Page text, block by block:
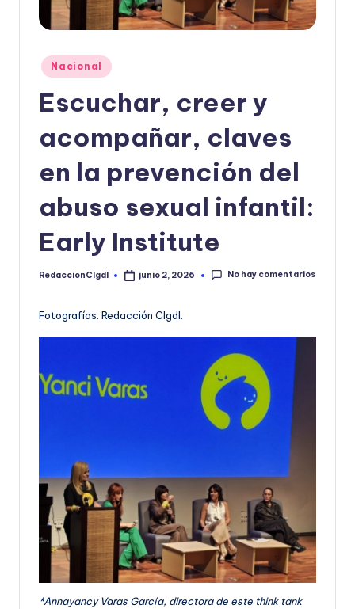
o
mPublicado
en
Nacional
Escuchar, creer y
acompañar, claves
en la prevención del
abuso sexual infantil:
Early Institute
Publicado
RedaccionCIgdl junio 2, 2026 No hay comentarios
Fotografías: Redacción CIgdl.
*Annayancy Varas García, directora de este think tank